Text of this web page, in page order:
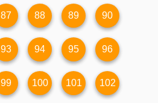
87 88 89 90
93 94 95 96
99 100 101 102